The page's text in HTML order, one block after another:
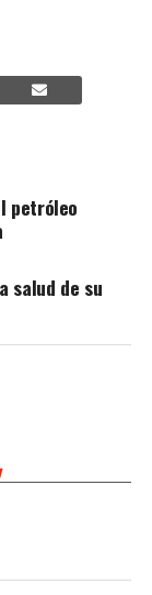
petróleo
salud de su